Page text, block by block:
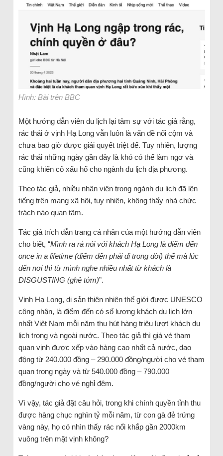
Hình: Bài trên BBC
Một hướng dẫn viên du lịch lại tâm sự với tác giả rằng,
rác thải ở vịnh Hạ Long vẫn luôn là vấn đề nổi cộm và
chưa bao giờ được giải quyết triệt để. Tuy nhiên, lượng
rác thải những ngày gần đây là khó có thể làm ngơ và
cũng khiến cô xấu hổ cho ngành du lịch địa phương.
Theo tác giả, nhiều nhân viên trong ngành du lịch đã lên
tiếng trên mạng xã hội, tuy nhiên, không thấy nhà chức
trách nào quan tâm.
Tác giả trích dẫn trang cá nhân của một hướng dẫn viên
cho biết, “Mình ra rả nói với khách Hạ Long là điểm đến
once in a lifetime (điểm đến phải đi trong đời) thế mà lúc
đến nơi thì từ mình nghe nhiều nhất từ khách là
DISGUSTING (ghê tởm)”.
Vịnh Hạ Long, di sản thiên nhiên thế giới được UNESCO
công nhận, là điểm đến có số lượng khách du lịch lớn
nhất Việt Nam mỗi năm thu hút hàng triệu lượt khách du
lịch trong và ngoài nước. Theo tác giả thì giá vé tham
quan vịnh được xếp vào hàng cao nhất cả nước, dao
động từ 240.000 đồng – 290.000 đồng/người cho vé tham
quan trong ngày và từ 540.000 đồng – 790.000
đồng/người cho vé nghỉ đêm.
Vì vậy, tác giả đặt câu hỏi, trong khi chính quyền tỉnh thu
được hàng chục nghìn tỷ mỗi năm, từ con gà đẻ trứng
vàng này, họ có nhìn thấy rác nổi khắp gần 2000km
vuông trên mặt vịnh không?